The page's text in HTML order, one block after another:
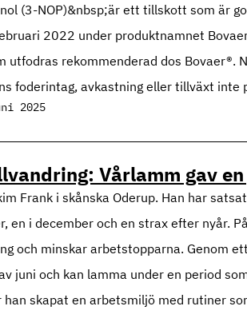
(3-NOP)&nbsp;är ett tillskott som är
2022 under produktnamnet
utfodras rekommenderad dos Bovaer®.
foderintag, avkastning eller tillväxt inte
2025
Vårlamm gav
Frank i skånska Oderup. Han har
en i december och en strax efter nyår.
och minskar arbetstopparna. Genom
juni och kan lamma under en period
skapat en arbetsmiljö med rutiner